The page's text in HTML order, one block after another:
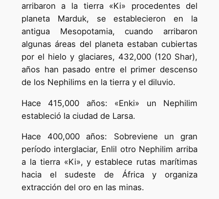
arribaron a la tierra «Ki» procedentes del
planeta Marduk, se establecieron en la
antigua Mesopotamia, cuando arribaron
algunas áreas del planeta estaban cubiertas
por el hielo y glaciares, 432,000 (120 Shar),
años han pasado entre el primer descenso
de los Nephilims en la tierra y el diluvio.
Hace 415,000 años: «Enki» un Nephilim
estableció la ciudad de Larsa.
Hace 400,000 años: Sobreviene un gran
período interglaciar, Enlil otro Nephilim arriba
a la tierra «Ki», y establece rutas marítimas
hacia el sudeste de África y organiza
extracción del oro en las minas.